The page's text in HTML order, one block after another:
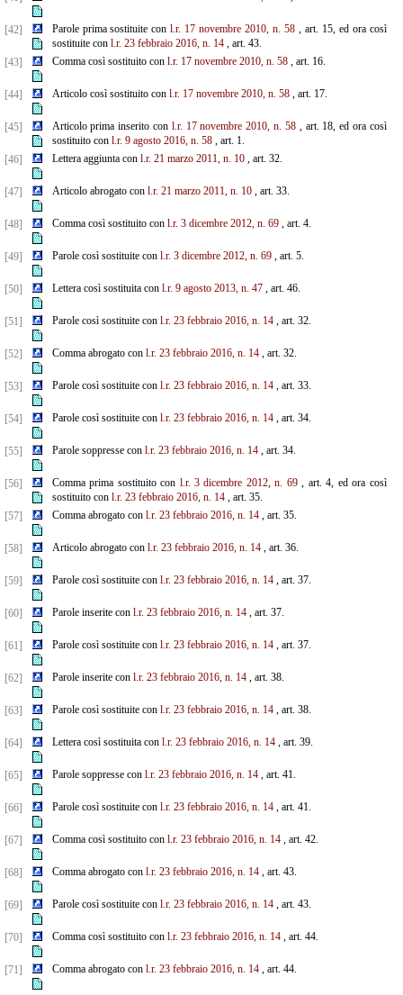
[42] Parole prima sostituite conl.r. 17 novembre 2010, n. 58 , art. 15, ed ora così
sostituite con l.r. 23 febbraio 2016, n. 14, art. 43.
[43]
Comma così sostituito con l.r. 17 novembre 2010, n. 58, art. 16.
[44] Articolo così sostituito con l.r. 17 novembre 2010, n. 58, art. 17.
[45] Articolo prima inserito con l.r. 17 novembre 2010, n. 58, art. 18, ed ora così
sostituito con l.r. 9 agosto 2016, n. 58, art. 1.
[46]
Lettera aggiunta con l.r. 21 marzo 2011, n. 10, art. 32.
[47] Articolo abrogato con l.r. 21 marzo 2011, n. 10, art. 33.
[48] Comma così sostituito con l.r. 3 dicembre 2012, n. 69, art. 4.
[49] Parole così sostituite con l.r. 3 dicembre 2012, n. 69, art. 5.
[50] Lettera così sostituita con l.r. 9 agosto 2013, n. 47, art. 46.
[51] Parole così sostituite con l.r. 23 febbraio 2016, n. 14, art. 32.
[52] Comma abrogato con l.r. 23 febbraio 2016, n. 14, art. 32.
[53] Parole così sostituite con l.r. 23 febbraio 2016, n. 14, art. 33.
[54] Parole così sostituite con l.r. 23 febbraio 2016, n. 14, art. 34.
[55] Parole soppresse con l.r. 23 febbraio 2016, n. 14, art. 34.
[56] Comma prima sostituito con l.r. 3 dicembre 2012, n. 69, art. 4, ed ora così
sostituito con l.r. 23 febbraio 2016, n. 14, art. 35.
[57]
Comma abrogato con l.r. 23 febbraio 2016, n. 14, art. 35.
[58] Articolo abrogato con l.r. 23 febbraio 2016, n. 14, art. 36.
[59] Parole così sostituite con l.r. 23 febbraio 2016, n. 14, art. 37.
[60] Parole inserite con l.r. 23 febbraio 2016, n. 14, art. 37.
[61] Parole così sostituite con l.r. 23 febbraio 2016, n. 14, art. 37.
[62] Parole inserite con l.r. 23 febbraio 2016, n. 14, art. 38.
[63] Parole così sostituite con l.r. 23 febbraio 2016, n. 14, art. 38.
[64] Lettera così sostituita con l.r. 23 febbraio 2016, n. 14, art. 39.
[65] Parole soppresse con l.r. 23 febbraio 2016, n. 14, art. 41.
[66] Parole così sostituite con l.r. 23 febbraio 2016, n. 14, art. 41.
[67] Comma così sostituito con l.r. 23 febbraio 2016, n. 14, art. 42.
[68] Comma abrogato con l.r. 23 febbraio 2016, n. 14, art. 43.
[69] Parole così sostituite con l.r. 23 febbraio 2016, n. 14, art. 43.
[70] Comma così sostituito con l.r. 23 febbraio 2016, n. 14, art. 44.
[71] Comma abrogato con l.r. 23 febbraio 2016, n. 14, art. 44.